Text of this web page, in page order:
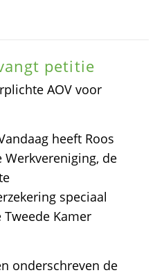
petitie
AOV voor
heeft Roos
de
speciaal
Kamer
onderschreven de